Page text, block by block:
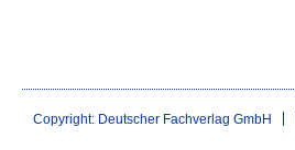
Copyright: Deutscher Fachverlag GmbH